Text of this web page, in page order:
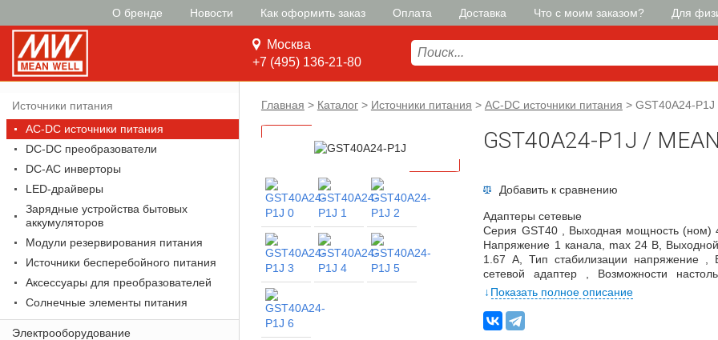
О бренде Новости Как оформить заказ Оплата Доставка Что с моим заказом? Для
Москва
+7 (495) 136-21-80
Источники питания
AC-DC источники питания
DC-DC преобразователи
DC-AC инверторы
LED-драйверы
Зарядные устройства бытовых
аккумуляторов
Модули резервирования питания
Источники бесперебойного питания
Аксессуары для преобразователей
Солнечные элементы питания
Электрооборудование
Главная > Каталог > Источники питания > AC-DC источники питания > GST40A24-P1J
GST40A24-P1J /
Добавить к сравнению
Адаптеры сетевые
Серия GST40 , Выходная мощность (ном)
Напряжение 1 канала, max 24 В,
1.67 А, Тип стабилизации напряжение ,
сетевой адаптер , Возможности
перенапряжение , Количество выходов
Исполнение 20 , Входное напряжение
Входное напряжение DC, min 135 В,
мощности 0.55 , Напряжение изоляции
Показать полное описание